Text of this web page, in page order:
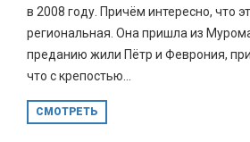
в 2008 году. Причём интересно, что
региональная. Она пришла из
преданию жили Пётр и Феврония,
что с крепостью...
СМОТРЕТЬ